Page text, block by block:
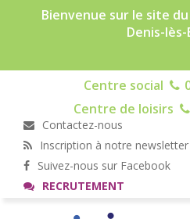
Bienvenue sur le site
Denis-
Centre social
Centre de loisirs
Contactez-nous
Inscription à notre newsletter
Suivez-nous sur Facebook
RECRUTEMENT